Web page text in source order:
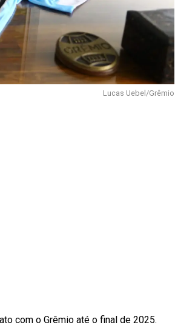
Lucas Uebel/Grêmio
com o Grêmio até o final de 2025.